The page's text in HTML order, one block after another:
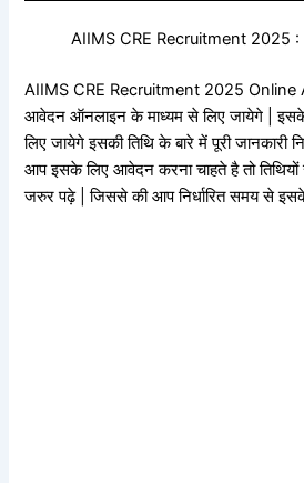
AIIMS CRE Recruitment 2025
AIIMS CRE Recruitment 2025 Online
आवेदन ऑनलाइन के माध्यम से लिए जायेगे |
लिए जायेगे इसकी तिथि के बारे में पूरी जानकारी
आप इसके लिए आवेदन करना चाहते है तो तिथियों
जरुर पढ़े | जिससे की आप निर्धारित समय से